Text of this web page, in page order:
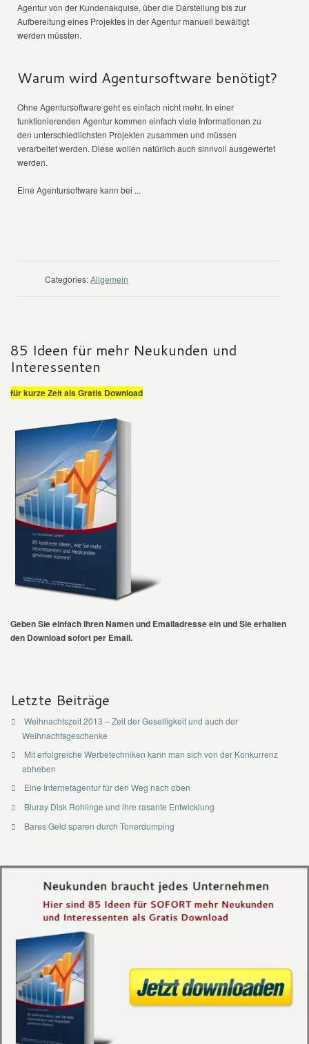
Agentur von der Kundenakquise, über die Darstellung bis zur
Aufbereitung eines Projektes in der Agentur manuell bewältigt
werden müssten.
Warum wird Agentursoftware benötigt?
Ohne Agentursoftware geht es einfach nicht mehr. In einer
funktionierenden Agentur kommen einfach viele Informationen zu
den unterschiedlichsten Projekten zusammen und müssen
verarbeitet werden. Diese wollen natürlich auch sinnvoll ausgewertet
werden.
Eine Agentursoftware kann bei ...
Categories: Allgemein
85 Ideen für mehr Neukunden und
Interessenten
für kurze Zeit als Gratis Download
Geben Sie einfach Ihren Namen und Emailadresse ein und Sie erhalten
den Download sofort per Email.
Letzte Beiträge
Weihnachtszeit 2013 – Zeit der Geselligkeit und auch der
Weihnachtsgeschenke
Mit erfolgreiche Werbetechniken kann man sich von der Konkurrenz
abheben
Eine Internetagentur für den Weg nach oben
Bluray Disk Rohlinge und ihre rasante Entwicklung
Bares Geld sparen durch Tonerdumping